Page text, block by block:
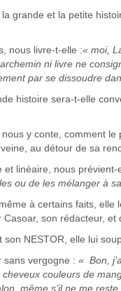
grande et la petite
nous livre-t-elle :« moi,
ni livre ne
par se dissoudre
histoire sera-t-elle
y conte, comment
au détour de sa
et linéaire, nous prévient-
ou de les mélanger à
à certains faits,
Casoar, son rédacteur,
NESTOR, elle lui
sans vergogne : « Bon,
couleurs de
même s’il ne me